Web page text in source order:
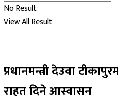
No Result
View All Result
प्रधानमन्त्री देउवा
राहत दिने आस्वासन